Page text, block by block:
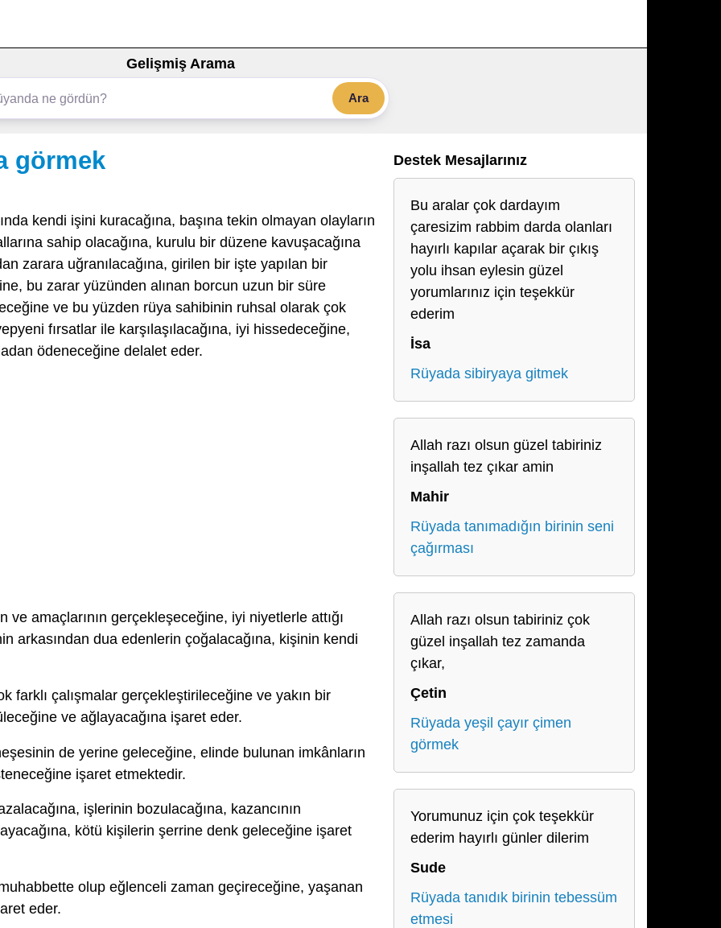
Gelişmiş Arama
Ara
görmek
kendi işini kuracağına, başına tekin olmayan olayların
sahip olacağına, kurulu bir düzene kavuşacağına
zarara uğranılacağına, girilen bir işte yapılan bir
bu zarar yüzünden alınan borcun uzun bir süre
ve bu yüzden rüya sahibinin ruhsal olarak çok
fırsatlar ile karşılaşılacağına, iyi hissedeceğine,
ödeneceğine delalet eder.
ve amaçlarının gerçekleşeceğine, iyi niyetlerle attığı
arkasından dua edenlerin çoğalacağına, kişinin kendi
farklı çalışmalar gerçekleştirileceğine ve yakın bir
ve ağlayacağına işaret eder.
de yerine geleceğine, elinde bulunan imkânların
işaret etmektedir.
azalacağına, işlerinin bozulacağına, kazancının
kötü kişilerin şerrine denk geleceğine işaret
olup eğlenceli zaman geçireceğine, yaşanan
eder.
Destek Mesajlarınız
Bu aralar çok dardayım
çaresizim rabbim darda olanları
hayırlı kapılar açarak bir çıkış
yolu ihsan eylesin güzel
yorumlarınız için teşekkür
ederim
İsa
Rüyada sibiryaya gitmek
Allah razı olsun güzel tabiriniz
inşallah tez çıkar amin
Mahir
Rüyada tanımadığın birinin seni
çağırması
Allah razı olsun tabiriniz çok
güzel inşallah tez zamanda
çıkar,
Çetin
Rüyada yeşil çayır çimen
görmek
Yorumunuz için çok teşekkür
ederim hayırlı günler dilerim
Sude
Rüyada tanıdık birinin tebessüm
etmesi